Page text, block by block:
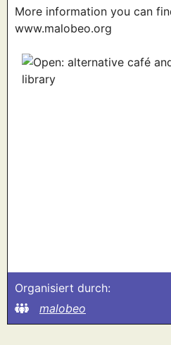
More information you can
www.malobeo.org
Organisiert durch:
malobeo